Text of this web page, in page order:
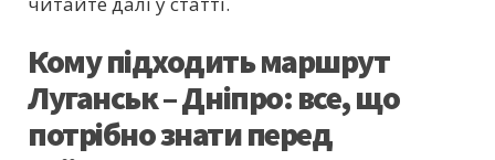
Кому підходить маршрут
Луганськ – Дніпро: все, що
потрібно знати перед